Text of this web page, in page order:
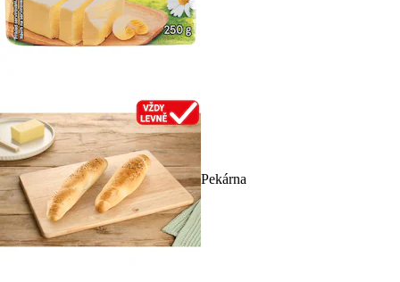
Pekárna